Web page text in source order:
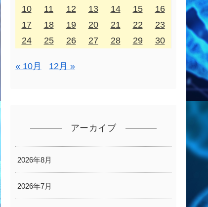
10
11 12 13 14 15
16
17
18 19 20 21 22
23
24
25 26 27 28 29 30
« 10月 12月 »
アーカイブ
2026年8月
2026年7月